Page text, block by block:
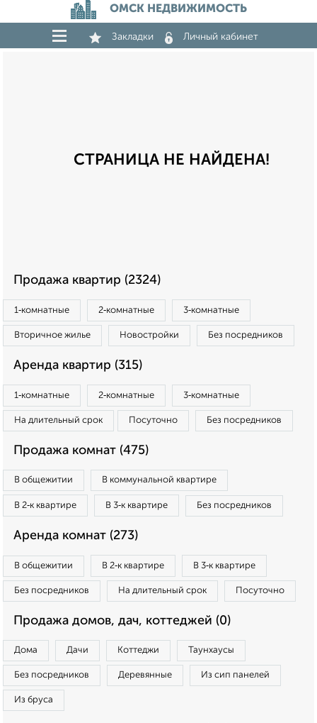
ОМСК НЕДВИЖИМОСТЬ
Закладки Личный кабинет
СТРАНИЦА НЕ НАЙДЕНА!
Продажа квартир (2324)
1‑комнатные 2‑комнатные 3‑комнатные
Вторичное жилье Новостройки Без посредников
Аренда квартир (315)
1‑комнатные 2‑комнатные 3‑комнатные
На длительный срок Посуточно Без посредников
Продажа комнат (475)
В общежитии В коммунальной квартире
В 2‑к квартире В 3‑к квартире Без посредников
Аренда комнат (273)
В общежитии В 2‑к квартире В 3‑к квартире
Без посредников На длительный срок Посуточно
Продажа домов, дач, коттеджей (0)
Дома Дачи Коттеджи Таунхаусы
Без посредников Деревянные Из сип панелей
Из бруса